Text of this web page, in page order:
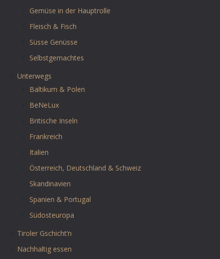
Gemüse in der Hauptrolle
Fleisch & Fisch
Süsse Genüsse
Selbstgemachtes
Unterwegs
Baltikum & Polen
BeNeLux
Britische Inseln
Frankreich
Italien
Österreich, Deutschland & Schweiz
Skandinavien
Spanien & Portugal
Südosteuropa
Tiroler Gschicht’n
Nachhaltig essen